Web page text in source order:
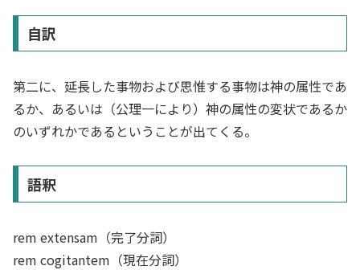
自訳
第二に、延長した事物および思惟する事物は神の属性であ
るか、あるいは（公理一により）神の属性の変状であるか
のいずれかであるということが出てくる。
語釈
rem extensam（完了分詞）
rem cogitantem（現在分詞）